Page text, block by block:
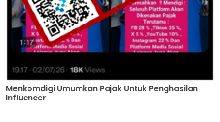
Menkomdigi Umumkan Pajak Untuk Penghasilan
Influencer